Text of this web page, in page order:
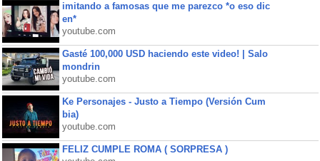
imitando a famosas que me parezco *o eso dic
en*
youtube.com
Gasté 100,000 USD haciendo este video! | Salo
mondrin
youtube.com
Ke Personajes - Justo a Tiempo (Versión Cum
bia)
youtube.com
FELIZ CUMPLE ROMA ( SORPRESA )